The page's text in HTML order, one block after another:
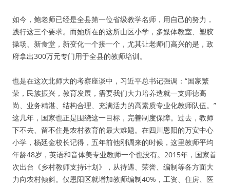
如今，鲍老师已经是全县第一位省级教学名师，用自己的努力，
践行这三个要求。而她所在的这所山区小学，多媒体教室、塑胶
操场、新食堂，新变化一个接一个，尤其让老师们高兴的是，政
府拿出300万元专门用于全县的教师培训。
也是在这次北师大的考察座谈中，习近平总书记强调：“国家繁
荣，民族振兴，教育发展，需要我们大力培养造就一支师德高
尚、业务精湛、结构合理、充满活力的高素质专业化教师队伍。”
这几年，国家也正是围绕这一目标，完善制度保障。过去，教师
下不去、留不住是农村教育的最大难题。在四川恩阳的万安中心
小学，杨廷金校长记得，五年前他刚调来的时候，这里教师平均
年龄48岁，英语和音体美专业教师一个也没有。2015年，国家首
次出台《乡村教师支持计划》，从待遇、荣誉、编制等各方面大
力向农村倾斜。仅恩阳区就增加教师编制40%，工资、住房、医